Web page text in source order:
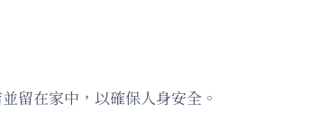
留在家中，以確保人身安全。